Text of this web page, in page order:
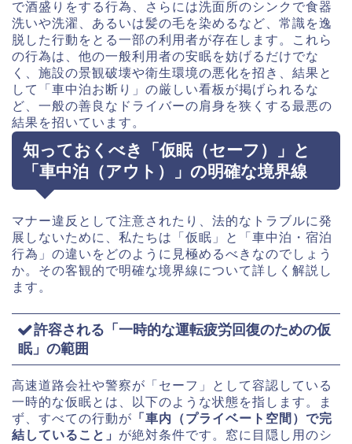
で酒盛りをする行為、さらには洗面所のシンクで食器
洗いや洗濯、あるいは髪の毛を染めるなど、常識を逸
脱した行動をとる一部の利用者が存在します。これら
の行為は、他の一般利用者の安眠を妨げるだけでな
く、施設の景観破壊や衛生環境の悪化を招き、結果と
して「車中泊お断り」の厳しい看板が掲げられるな
ど、一般の善良なドライバーの肩身を狭くする最悪の
結果を招いています。
知っておくべき「仮眠（セーフ）」と
「車中泊（アウト）」の明確な境界線
マナー違反として注意されたり、法的なトラブルに発
展しないために、私たちは「仮眠」と「車中泊・宿泊
行為」の違いをどのように見極めるべきなのでしょう
か。その客観的で明確な境界線について詳しく解説し
ます。
許容される「一時的な運転疲労回復のための仮
眠」の範囲
高速道路会社や警察が「セーフ」として容認している
一時的な仮眠とは、以下のような状態を指します。ま
ず、すべての行動が 「車内（プライベート空間）で完
結していること」 が絶対条件です。窓に目隠し用のシ